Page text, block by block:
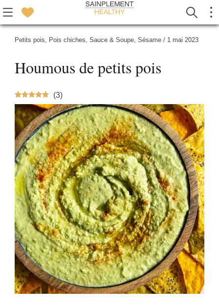
Petits pois, Pois chiches, Sauce & Soupe, Sésame / 1 mai 2023
Houmous de petits pois
(3)